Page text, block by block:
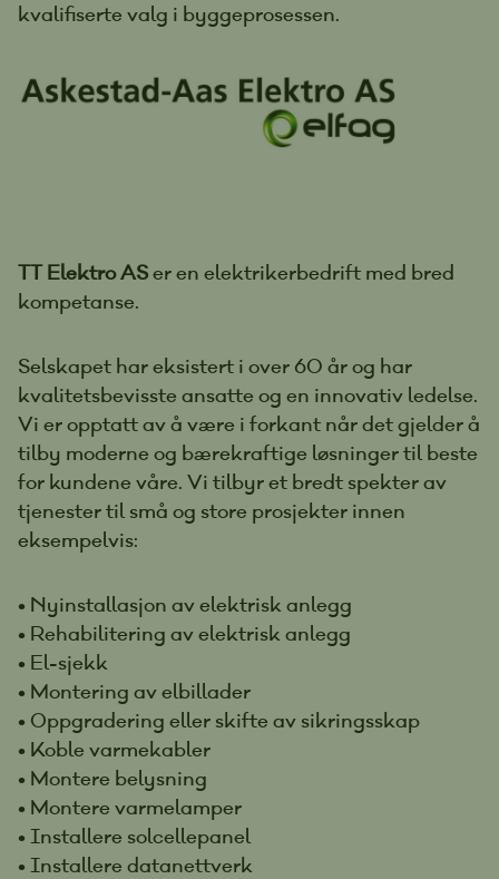
kvalifiserte valg i byggeprosessen.
TT Elektro ASer en elektrikerbedrift med bred
kompetanse.
Selskapet har eksistert i over 60 år og har
kvalitetsbevisste ansatte og en innovativ ledelse.
Vi er opptatt av å være i forkant når det gjelder å
tilby moderne og bærekraftige løsninger til beste
for kundene våre. Vi tilbyr et bredt spekter av
tjenester til små og store prosjekter innen
eksempelvis:
• Nyinstallasjon av elektrisk anlegg
• Rehabilitering av elektrisk anlegg
• El-sjekk
• Montering av elbillader
• Oppgradering eller skifte av sikringsskap
• Koble varmekabler
• Montere belysning
• Montere varmelamper
• Installere solcellepanel
• Installere datanettverk